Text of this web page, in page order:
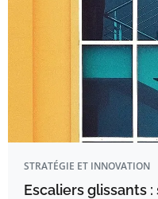
STRATÉGIE ET INNOVATION
Escaliers glissants